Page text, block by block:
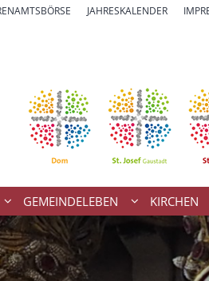
JAHRESKALENDER
GEMEINDELEBEN KIRCHEN